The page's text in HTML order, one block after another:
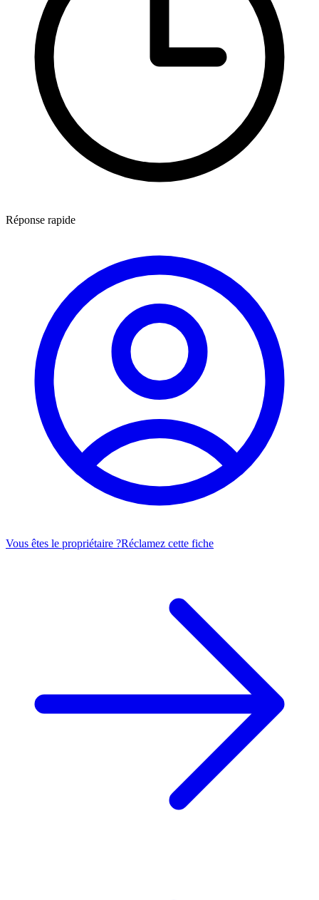
Réponse rapide
Vous êtes le propriétaire ?Réclamez cette fiche